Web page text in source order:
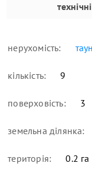
нерухомість:
кількість: 9
поверховість: 3
земельна ділянка:
територія: 0.2 га